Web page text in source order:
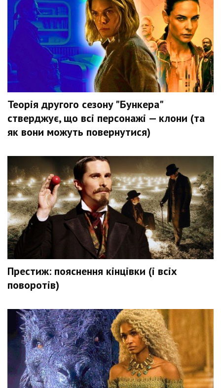
Теорія другого сезону "Бункера"
стверджує, що всі персонажі — клони (та
як вони можуть повернутися)
Престиж: пояснення кінцівки (і всіх
поворотів)